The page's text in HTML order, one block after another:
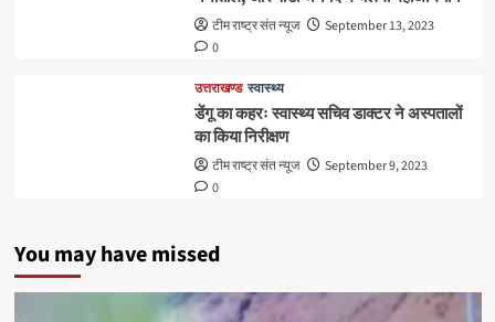
टीम राष्ट्र संत न्यूज
September 13, 2023
0
उत्तराखण्ड स्वास्थ्य
डेंगू का कहरः स्वास्थ्य सचिव डाक्टर ने अस्पतालों
का किया निरीक्षण
टीम राष्ट्र संत न्यूज
September 9, 2023
0
You may have missed